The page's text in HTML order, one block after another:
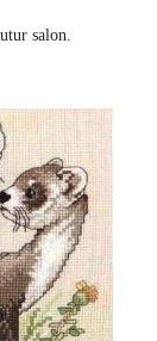
salon.